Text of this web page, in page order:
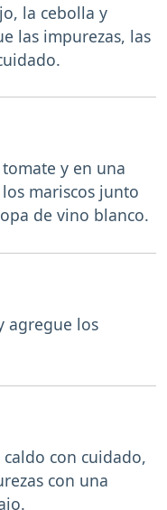
la cebolla y
las impurezas, las
y en una
mariscos junto
de vino blanco.
agregue los
con cuidado,
con una